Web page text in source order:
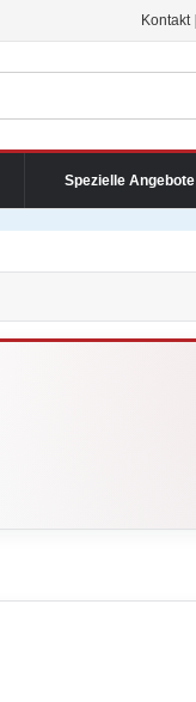
Kontakt
Spezielle Angebote